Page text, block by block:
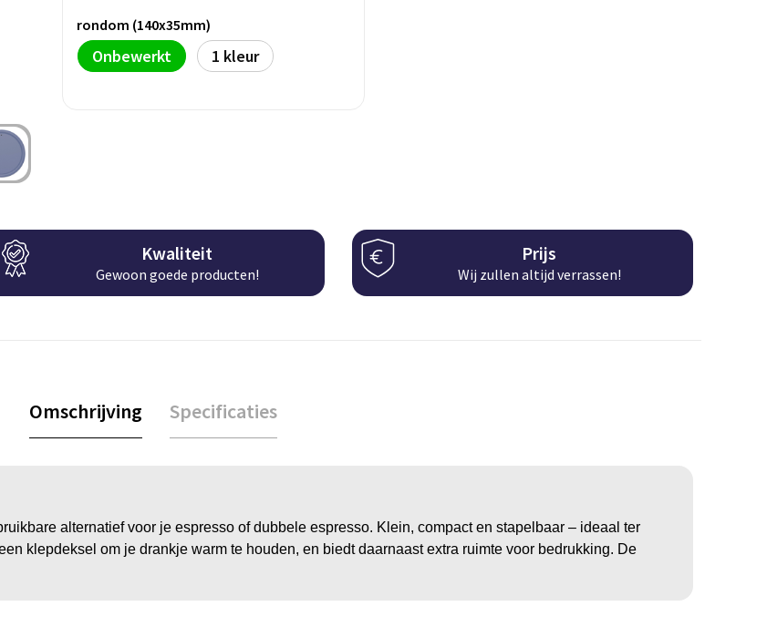
rondom (140x35mm)
Onbewerkt 1
Kwaliteit
Gewoon goede producten!
Prijs
Wij zullen altijd verrassen!
Omschrijving Specificaties
alternatief voor je espresso of dubbele espresso. Klein, compact en stapelbaar – ideaal ter
klepdeksel om je drankje warm te houden, en biedt daarnaast extra ruimte voor bedrukking. De